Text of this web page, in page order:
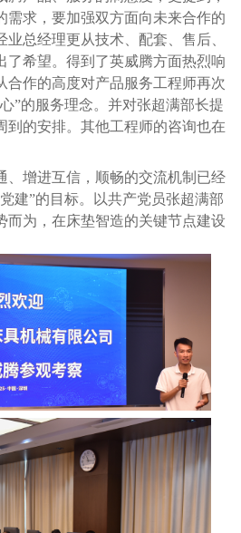
需求，要加强双方面向未来合作的
总经理更从技术、配套、售后、
了希望。得到了英威腾方面热烈响
合作的高度对产品服务工程师再次
”的服务理念。并对张超满部长提
到的安排。其他工程师的咨询也在
、增进互信，顺畅的交流机制已经
建”的目标。以共产党员张超满部
而为，在床垫智造的关键节点建设